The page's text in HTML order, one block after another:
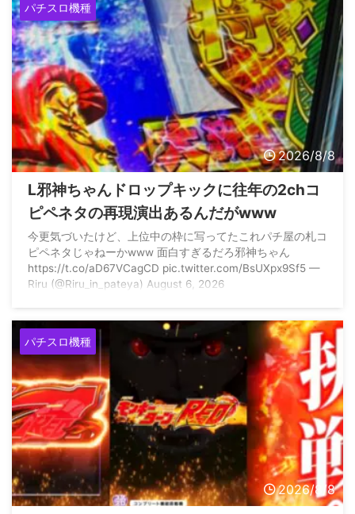
パチスロ機種
2026/8/8
L邪神ちゃんドロップキックに往年の2chコ
ピペネタの再現演出あるんだがwww
今更気づいたけど、上位中の枠に写ってたこれパチ屋の札コ
ピペネタじゃねーかwww 面白すぎるだろ邪神ちゃん
https://t.co/aD67VCagCD pic.twitter.com/BsUXpx9Sf5 —
Riru (@Riru_in_pateya) August 6, 2026
パチスロ機種
2026/8/8